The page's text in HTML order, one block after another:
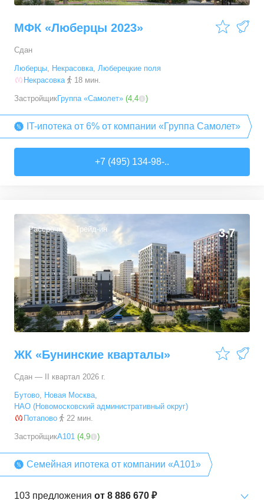
МФК «Люберцы 2023»
Сдан
Люберцы, Некрасовка, Люберецкие поля
Некрасовка
18 мин.
ЗастройщикГруппа «Самолет» (4,4 )
IT-ипотека от 6% от компании «Группа Самолет»
+7 (495) 134-98-..
Рассрочка Трейд-ин 3,7
ЖК «Бунинские кварталы»
Сдан — II квартал 2026 г.
Бутово, Новая Москва,
НАО (Новомосковский административный округ)
Потапово
22 мин.
ЗастройщикА101 (4,9 )
Семейная ипотека от компании «А101»
103 предложения от 8 886 670 ₽